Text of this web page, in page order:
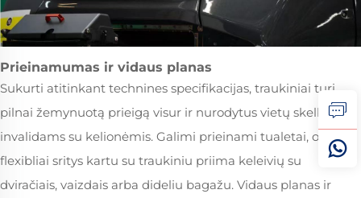
Prieinamumas ir vidaus planas
Sukurti atitinkant technines specifikacijas, traukiniai turi
pilnai žemynuotą prieigą visur ir nurodytus vietų skelbimus
invalidams su kelionėmis. Galimi prieinami tualetai, o dideli
flexibliai sritys kartu su traukiniu priima keleivių su
dviračiais, vaizdais arba dideliu bagažu. Vidaus planas ir